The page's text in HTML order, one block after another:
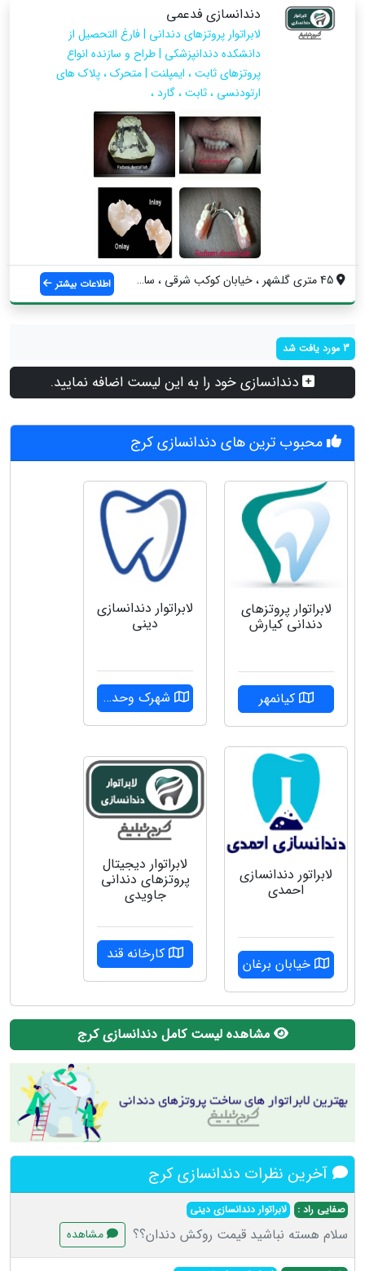
دندانسازی فدعمی
لابراتوار پروتزهای دندانی | فارغ التحصیل از
دانشکده دندانپزشکی | طراح و سازنده انواع
پروتزهای ثابت ، ایمپلنت | متحرک ، پلاک های
ارتودنسی ، ثابت ، گارد ،
اطلاعات بیشتر
3 مورد یافت شد
دندانسازی خود را به این لیست اضافه نمایید.
محبوب ترین های دندانسازی کرج
لابراتوار پروتزهای
دندانی کیارش
کیانمهر
لابراتوار دندانسازی
دینی
شهرک وحدت
لابراتور دندانسازی
احمدی
خیابان برغان
لابراتوار دیجیتال
پروتزهای دندانی
جاویدی
کارخانه قند
مشاهده لیست کامل دندانسازی کرج
آخرین نظرات دندانسازی کرج
صفایی راد : لابراتوار دندانسازی دینی
سلام‌ هسته نباشید قیمت روکش دندان؟؟ مشاهده